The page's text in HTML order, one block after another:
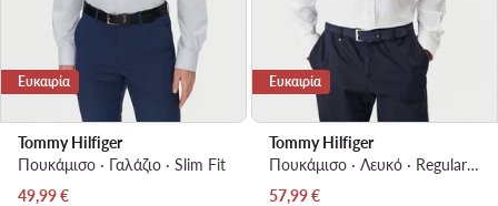
Ευκαιρία
Tommy Hilfiger
Πουκάμισο · Γαλάζιο · Slim Fit
Τρέχουσα τιμή
49,99€
Ευκαιρία
Tommy Hilfiger
Πουκάμισο · Λευκό · Regular Fit
Τρέχουσα τιμή
57,99€